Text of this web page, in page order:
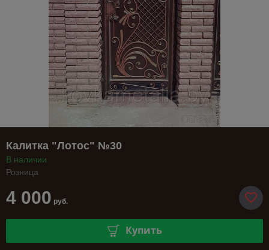
Калитка "Лотос" №30
В наличии
Розница
4 000 руб.
Купить